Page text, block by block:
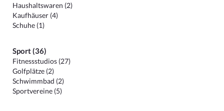
Haushaltswaren (2)
Kaufhäuser (4)
Schuhe (1)
Sport (36)
Fitnessstudios (27)
Golfplätze (2)
Schwimmbad (2)
Sportvereine (5)